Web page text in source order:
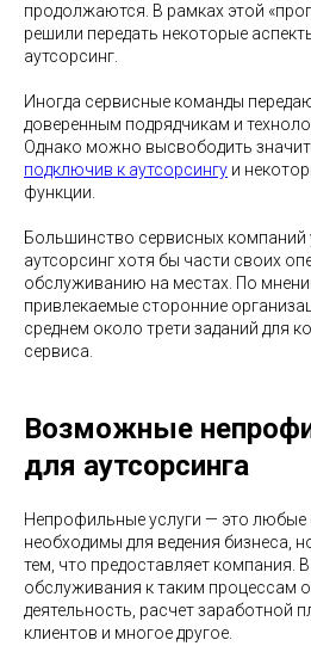
продолжаются. В рамках этой
решили передать некоторые
аутсорсинг.
Иногда сервисные команды
доверенным подрядчикам и
Однако можно высвободить
подключив к аутсорсингу и
функции.
Большинство сервисных компаний
аутсорсинг хотя бы части своих
обслуживанию на местах. По
привлекаемые сторонние
среднем около трети заданий для
сервиса.
Возможные
для аутсорсинга
Непрофильные услуги — это любые
необходимы для ведения бизнеса,
тем, что предоставляет компания.
обслуживания к таким процессам
деятельность, расчет заработной
клиентов и многое другое.